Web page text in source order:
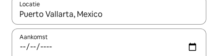
Locatie
Wanneer er resultaten beschikbaar zijn, maak je een keuze
Aankomst